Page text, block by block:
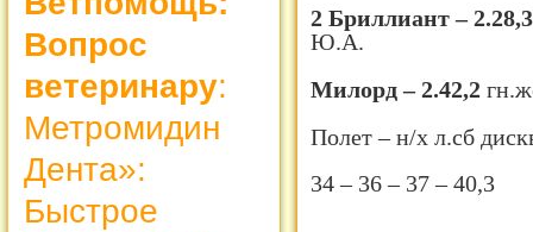
Вопрос
ветеринару:
Метромидин
Дента»:
Быстрое
2 Бриллиант –
Ю.А.
Милорд – 2.42,2
Полет – н/х л.сб
34 – 36 – 37 – 40,3